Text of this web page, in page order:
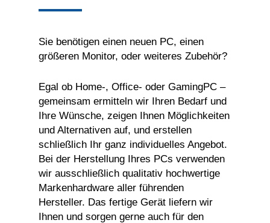
Sie benötigen einen neuen PC, einen
größeren Monitor, oder weiteres Zubehör?
Egal ob Home-, Office- oder GamingPC –
gemeinsam ermitteln wir Ihren Bedarf und
Ihre Wünsche, zeigen Ihnen Möglichkeiten
und Alternativen auf, und erstellen
schließlich Ihr ganz individuelles Angebot.
Bei der Herstellung Ihres PCs verwenden
wir ausschließlich qualitativ hochwertige
Markenhardware aller führenden
Hersteller. Das fertige Gerät liefern wir
Ihnen und sorgen gerne auch für den